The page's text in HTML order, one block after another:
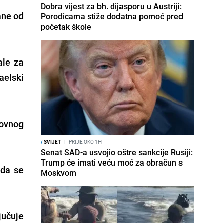
od
za
se
Dobra vijest za bh. dijasporu u Austriji:
Porodicama stiže dodatna pomoć pred
početak škole
/SVIJET I PRIJE OKO 1H
Senat SAD-a usvojio oštre sankcije Rusiji:
Trump će imati veću moć za obračun s
Moskvom